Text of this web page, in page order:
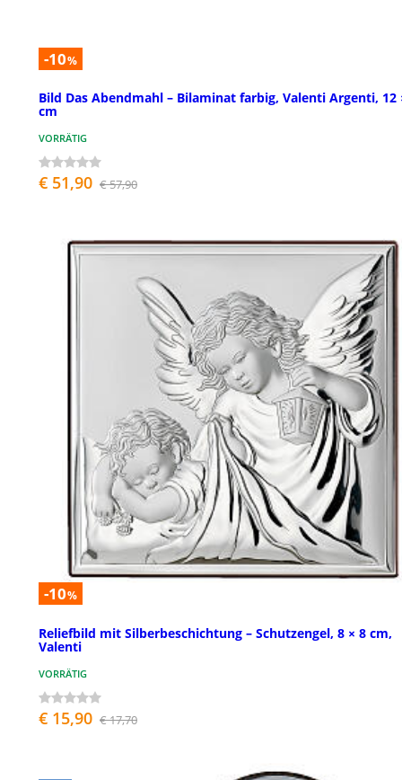
-10%
Bild Das Abendmahl – Bilaminat farbig, Valenti Argenti, 12
cm
VORRÄTIG
€ 51,90 € 57,90
-10%
Reliefbild mit Silberbeschichtung – Schutzengel, 8 × 8 cm,
Valenti
VORRÄTIG
€ 15,90 € 17,70